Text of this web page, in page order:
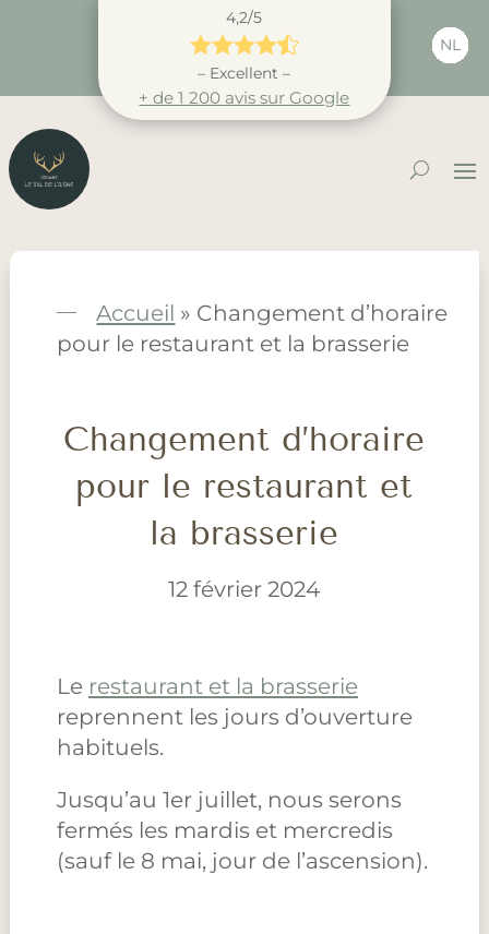
4,2/5

– Excellent –
+ de 1 200 avis sur Google
NL
Accueil » Changement d’horaire
pour le restaurant et la brasserie
Changement d’horaire
pour le restaurant et
la brasserie
12 février 2024
Le restaurant et la brasserie
reprennent les jours d’ouverture
habituels.
Jusqu’au 1er juillet, nous serons
fermés les mardis et mercredis
(sauf le 8 mai, jour de l’ascension).